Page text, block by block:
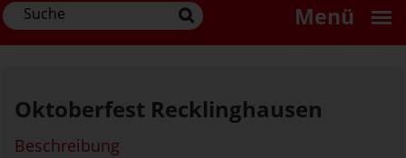
Menü
Oktoberfest Recklinghausen
Beschreibung